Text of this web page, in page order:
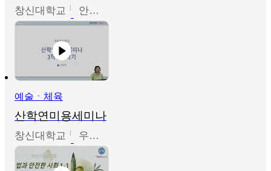
창신대학교 안소영
예술ㆍ체육
산학연미용세미나
창신대학교 우미옥,오윤경,박선이